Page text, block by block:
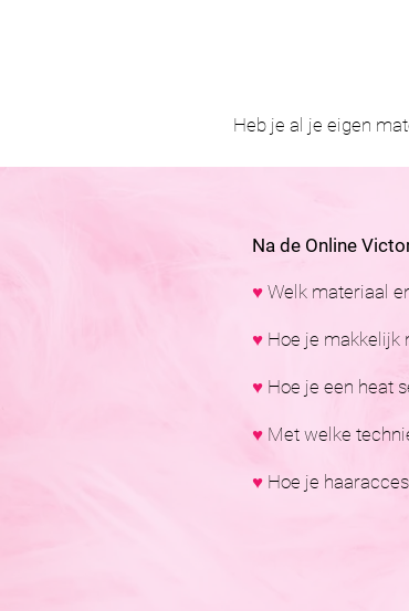
Heb je al je eigen
Na de Online
♥ Welk materiaal
♥ Hoe je makkelijk
♥ Hoe je een heat
♥ Met welke
♥ Hoe je